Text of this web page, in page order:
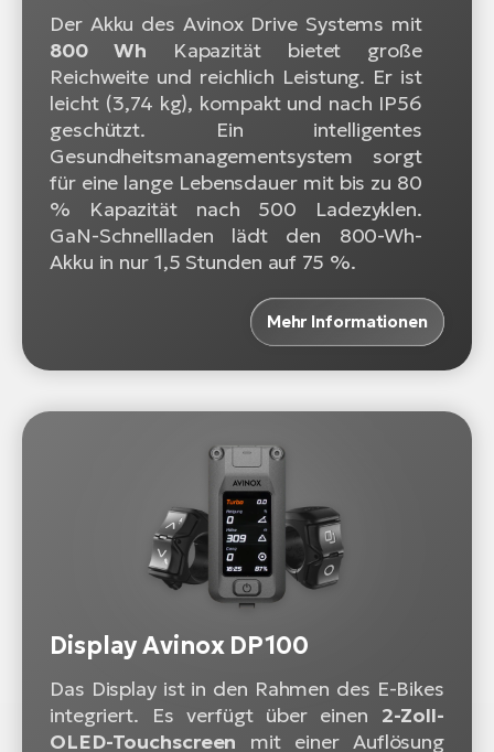
Der Akku des Avinox Drive Systems mit
800 Wh Kapazität bietet große
Reichweite und reichlich Leistung. Er ist
leicht (3,74 kg), kompakt und nach IP56
geschützt. Ein intelligentes
Gesundheitsmanagementsystem sorgt
für eine lange Lebensdauer mit bis zu 80
% Kapazität nach 500 Ladezyklen.
GaN-Schnellladen lädt den 800-Wh-
Akku in nur 1,5 Stunden auf 75 %.
Mehr Informationen
Display Avinox DP100
Das Display ist in den Rahmen des E-Bikes
integriert. Es verfügt über einen 2-Zoll-
OLED-Touchscreen mit einer Auflösung